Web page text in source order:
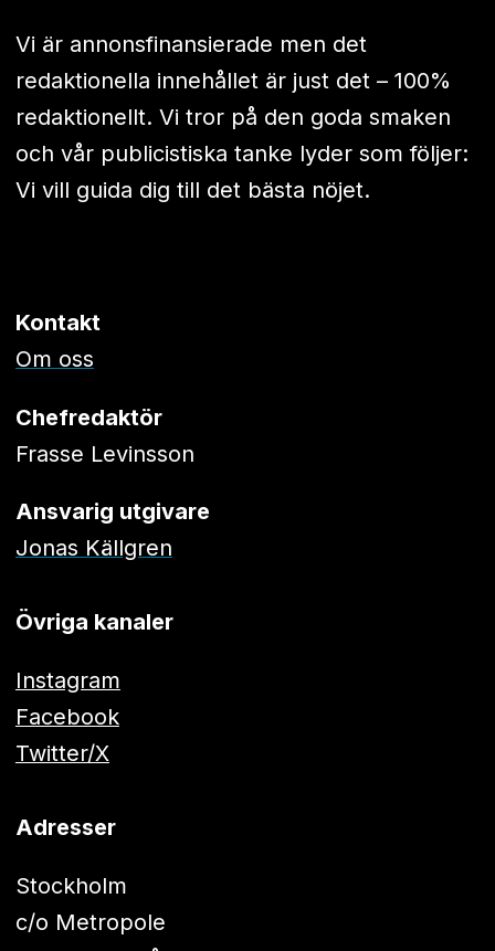
Vi är annonsfinansierade men det
redaktionella innehållet är just det – 100%
redaktionellt. Vi tror på den goda smaken
och vår publicistiska tanke lyder som följer:
Vi vill guida dig till det bästa nöjet.
Kontakt
Om oss
Chefredaktör
Frasse Levinsson
Ansvarig utgivare
Jonas Källgren
Övriga kanaler
Instagram
Facebook
Twitter/X
Adresser
Stockholm
c/o Metropole